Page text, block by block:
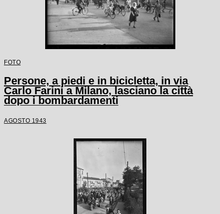
FOTO
Persone, a piedi e in bicicletta, in via
Carlo Farini a Milano, lasciano la città
dopo i bombardamenti
AGOSTO 1943